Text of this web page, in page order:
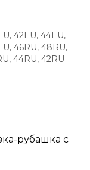
42EU, 44EU,
46RU, 48RU,
44RU, 42RU
рубашка с